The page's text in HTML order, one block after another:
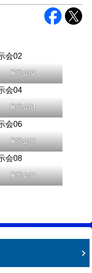
展示会02
展示会04
展示会06
展示会08